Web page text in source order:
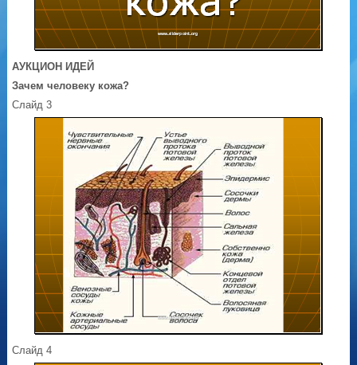
АУКЦИОН ИДЕЙ
Зачем человеку кожа?
Слайд 3
Слайд 4